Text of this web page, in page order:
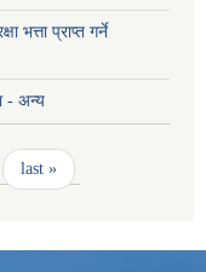
भत्ता प्राप्त गर्ने
- अन्य
last »